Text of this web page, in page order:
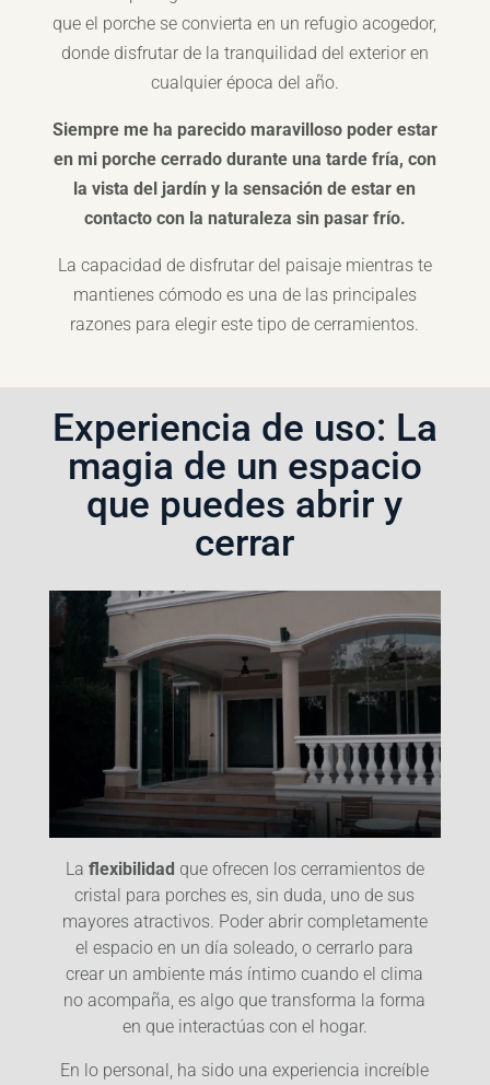
que el porche se convierta en un refugio acogedor,
donde disfrutar de la tranquilidad del exterior en
cualquier época del año.
Siempre me ha parecido maravilloso poder estar
en mi porche cerrado durante una tarde fría, con
la vista del jardín y la sensación de estar en
contacto con la naturaleza sin pasar frío.
La capacidad de disfrutar del paisaje mientras te
mantienes cómodo es una de las principales
razones para elegir este tipo de cerramientos.
Experiencia de uso: La
magia de un espacio
que puedes abrir y
cerrar
La flexibilidad que ofrecen los cerramientos de
cristal para porches es, sin duda, uno de sus
mayores atractivos. Poder abrir completamente
el espacio en un día soleado, o cerrarlo para
crear un ambiente más íntimo cuando el clima
no acompaña, es algo que transforma la forma
en que interactúas con el hogar.
En lo personal, ha sido una experiencia increíble